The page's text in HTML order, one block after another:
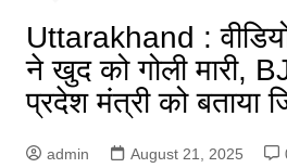
Uttarakhand :
ने खुद को गोली मारी,
प्रदेश मंत्री को बताया
admin August 21, 2025